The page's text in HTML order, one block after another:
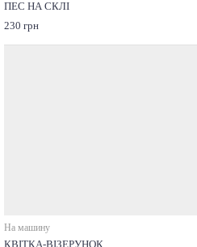
ПЕС НА СКЛІ
230 грн
На машину
КВІТКА-ВІЗЕРУНОК